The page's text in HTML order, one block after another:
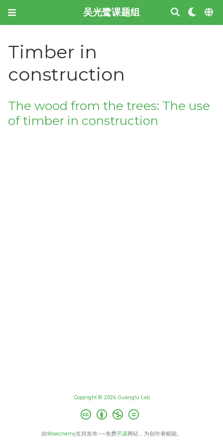
吴光鹭课题组
Timber in
construction
The wood from the trees: The use
of timber in construction
Copyright © 2026 Guanglu Lab
由Wowchemy支持发布——免费开源网站，为创作者赋能。